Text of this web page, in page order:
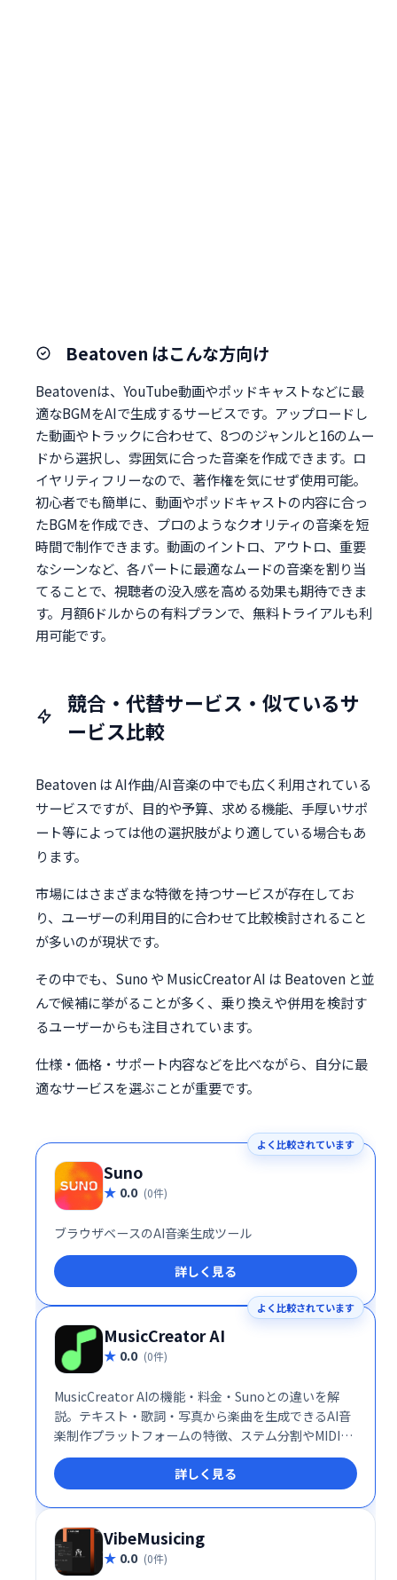
Beatoven はこんな方向け
Beatovenは、YouTube動画やポッドキャストなどに最
適なBGMをAIで生成するサービスです。アップロードし
た動画やトラックに合わせて、8つのジャンルと16のムー
ドから選択し、雰囲気に合った音楽を作成できます。ロ
イヤリティフリーなので、著作権を気にせず使用可能。
初心者でも簡単に、動画やポッドキャストの内容に合っ
たBGMを作成でき、プロのようなクオリティの音楽を短
時間で制作できます。動画のイントロ、アウトロ、重要
なシーンなど、各パートに最適なムードの音楽を割り当
てることで、視聴者の没入感を高める効果も期待できま
す。月額6ドルからの有料プランで、無料トライアルも利
用可能です。
競合・代替サービス・似ているサ
ービス比較
Beatoven は AI作曲/AI音楽の中でも広く利用されている
サービスですが、目的や予算、求める機能、手厚いサポ
ート等によっては他の選択肢がより適している場合もあ
ります。
市場にはさまざまな特徴を持つサービスが存在してお
り、ユーザーの利用目的に合わせて比較検討されること
が多いのが現状です。
その中でも、Suno や MusicCreator AI は Beatoven と並
んで候補に挙がることが多く、乗り換えや併用を検討す
るユーザーからも注目されています。
仕様・価格・サポート内容などを比べながら、自分に最
適なサービスを選ぶことが重要です。
よく比較されています
Suno
0.0 (0件)
ブラウザベースのAI音楽生成ツール
詳しく見る
よく比較されています
MusicCreator AI
0.0 (0件)
MusicCreator AIの機能・料金・Sunoとの違いを解
説。テキスト・歌詞・写真から楽曲を生成できるAI音
楽制作プラットフォームの特徴、ステム分割やMIDI変
換などの編集機能、無料/月額/年額プランと商用ライ
センスの注意点まで専門的な視点で整理
詳しく見る
VibeMusicing
0.0 (0件)